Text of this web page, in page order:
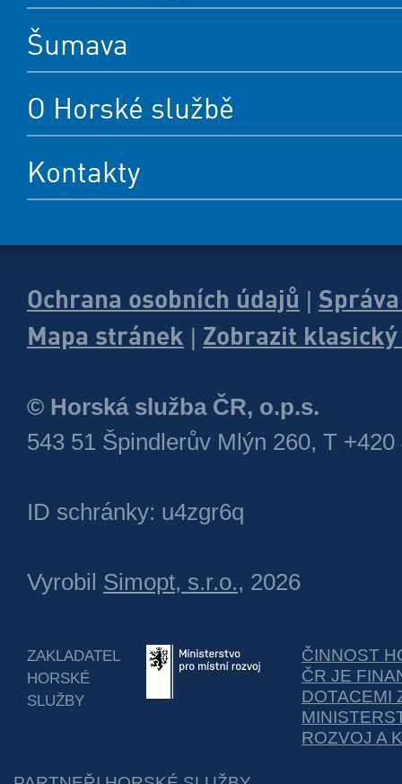
Šumava
O Horské službě
Kontakty
Ochrana osobních údajů
Mapa stránek
Zobrazit
© Horská služba ČR, o.p.s.
543 51 Špindlerův Mlýn 260, T +420
ID schránky: u4zgr6q
Vyrobil Simopt, s.r.o., 2026
ZAKLADATEL
HORSKÉ
SLUŽBY
ČINNOST
ČR JE
DOTACEMI
ROZVOJ A